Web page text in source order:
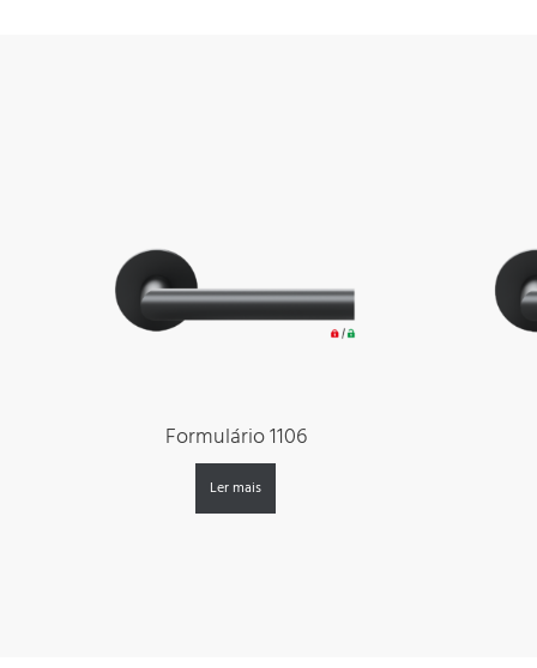
Formulário 1106
Ler mais